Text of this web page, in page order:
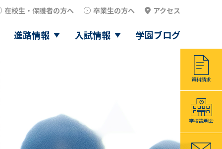
在校生・保護者の方へ 卒業生の方へ アクセス
進路情報 入試情報 学園ブログ
資料請求
学校説明会